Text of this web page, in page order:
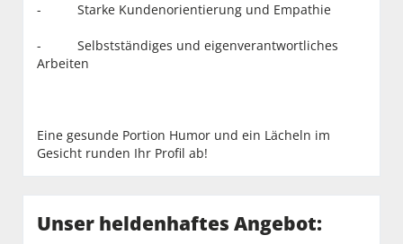
- Starke Kundenorientierung und Empathie
- Selbstständiges und eigenverantwortliches
Arbeiten
Eine gesunde Portion Humor und ein Lächeln im
Gesicht runden Ihr Profil ab!
Unser heldenhaftes Angebot: